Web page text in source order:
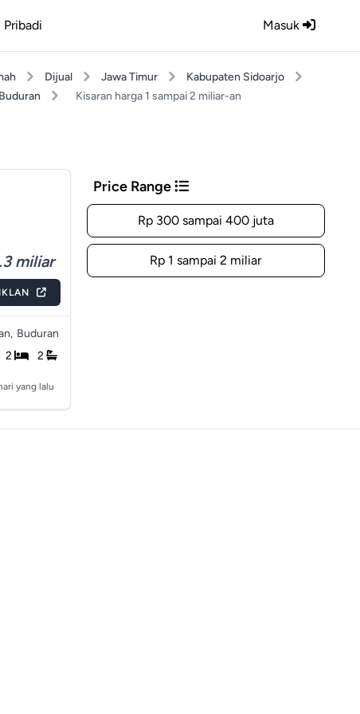
Masuk
Pribadi
Dijual Jawa Timur
Kabupaten Sidoarjo
Buduran Kisaran harga 1 sampai 2 miliar-an
miliar
Buduran
2 2
yang lalu
Price Range
Rp 300 sampai 400 juta
Rp 1 sampai 2 miliar